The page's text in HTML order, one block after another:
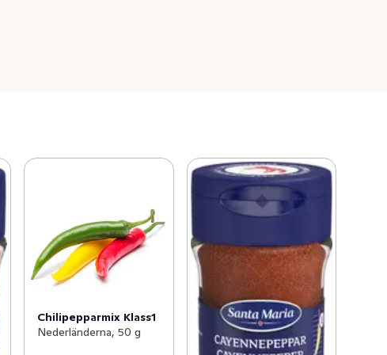
Chilipepparmix Klass1
Nederländerna, 50 g